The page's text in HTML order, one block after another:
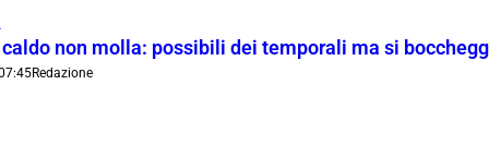
non molla: possibili dei temporali ma si
Redazione